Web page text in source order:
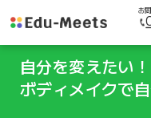
お
自分を変えたい！
ボディメイクで